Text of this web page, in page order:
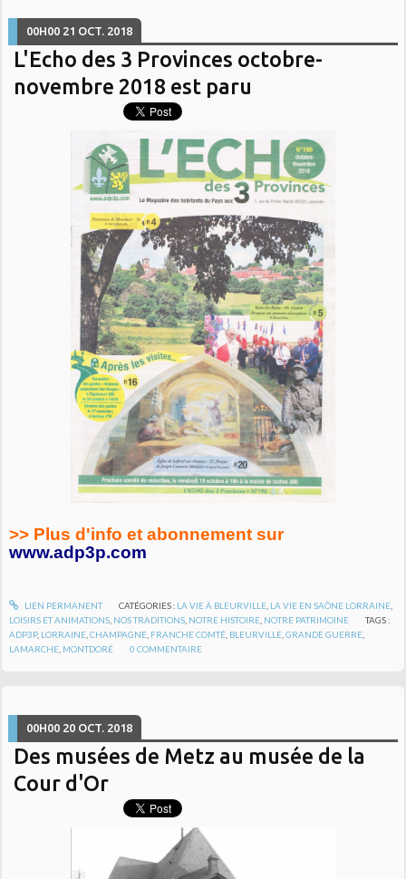
00H00 21 OCT. 2018
L'Echo des 3 Provinces octobre-
novembre 2018 est paru
>> Plus d'info et abonnement sur
www.adp3p.com
LIEN PERMANENT CATÉGORIES : LA VIE À BLEURVILLE, LA VIE EN SAÔNE LORRAINE,
LOISIRS ET ANIMATIONS NOS TRADITIONS NOTRE HISTOIRE NOTRE PATRIMOINE
TAGS :
ADP3P, LORRAINE ,CHAMPAGNE FRANCHE COMTÉ BLEURVILLE ,GRANDE GUERRE
LAMARCHE MONTDORÉ 0 COMMENTAIRE
00H00 20 OCT. 2018
Des musées de Metz au musée de la
Cour d'Or